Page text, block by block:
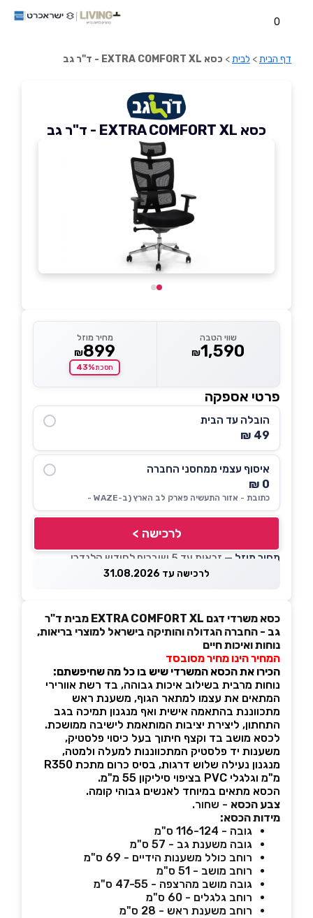
0
דף הבית> לבית> כסא EXTRA COMFORT XL - ד"ר גב
כסא EXTRA COMFORT XL - ד"ר גב
שווי הטבה
₪1,590
מחיר מוזל
₪899
חסכת43%
פרטי אספקה
הובלה עד הבית
49 ₪
איסוף עצמי ממחסני החברה
0 ₪
כתובת - אזור התעשיה פארק לב הארץ (ב-WAZE -
לרכישה >
מחיר מוזל — זכאות עד 5 שוברים לחודש קלנדרי
לרכישה עד 31.08.2026
כסא משרדי דגם EXTRA COMFORT XL מבית ד"ר
גב - החברה הגדולה והותיקה בישראל למוצרי בריאות,
נוחות ואיכות חיים
המחיר הינו מחיר מסובסד
הכירו את הכסא המשרדי שיש בו כל מה שחיפשתם:
נוחות מרבית בשילוב איכות גבוהה, בד רשת אוורירי
המתאים את עצמו למתאר הגוף, משענת ראש
מתכווננת בהתאמה אישית ואף מנגנון תמיכה בגב
התחתון, ליצירת יציבות המותאמת לישיבה ממושכת.
לכסא מושב בד וקצף חיתוך בעל כיסוי פלסטיק,
משענות יד פלסטיק המתכווננות למעלה ולמטה,
מנגנון נעילה שלוש דרגות, בסיס כרום מתכת R350
מ"מ וגלגלי PVC בציפוי סיליקון 55 מ"מ.
הכסא מתאים במיוחד לאנשים גבוהי קומה.
צבע הכסא - שחור.
מידות הכסא:
גובה - 116-124 ס"מ
גובה משענת גב - 57 ס"מ
רוחב כולל משענות הידיים - 69 ס"מ
רוחב מושב - 51 ס"מ
גובה מושב מהרצפה - 47-55 ס"מ
רוחב גלגלים - 60 ס"מ
רוחב משענת ראש - 28 ס"מ